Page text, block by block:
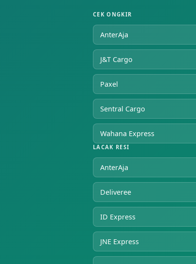
CEK ONGKIR
AnterAja
J&T Cargo
Paxel
Sentral Cargo
Wahana Express
LACAK RESI
AnterAja
Deliveree
ID Express
JNE Express